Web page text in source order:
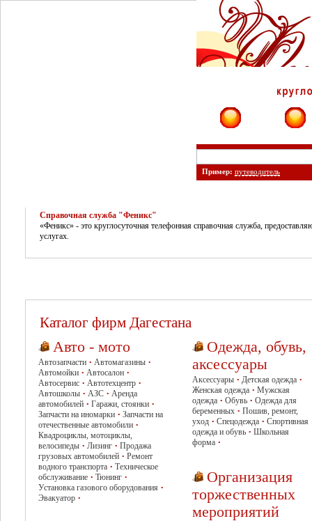
Пример: путеводитель
Справочная служба "Феникс"
«Феникс» - это круглосуточная телефонная справочная служба,
услугах.
Каталог фирм Дагестана
Авто - мото
Автозапчасти • Автомагазины •
Автомойки • Автосалон •
Автосервис • Автотехцентр •
Автошколы • АЗС • Аренда
автомобилей • Гаражи, стоянки •
Запчасти на иномарки • Запчасти на
отечественные автомобили •
Квадроциклы, мотоциклы,
велосипеды • Лизинг • Продажа
грузовых автомобилей • Ремонт
водного транспорта • Техническое
обслуживание • Тюнинг •
Установка газового оборудования •
Эвакуатор •
Одежда, обувь,
аксессуары
Аксессуары • Детская одежда •
Женская одежда • Мужская
одежда • Обувь • Одежда для
беременных • Пошив, ремонт,
уход • Спецодежда • Спортивная
одежда и обувь • Школьная
форма •
Организация
торжественных
мероприятий